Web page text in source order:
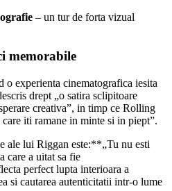
– un tur de forta vizual
memorabile
experienta cinematografica iesita
drept „o satira sclipitoare
creativa”, in timp ce Rolling
iti ramane in minte si in piept”.
ale lui Riggan este:**„Tu nu esti
care a uitat sa fie
perfect lupta interioara a
si cautarea autenticitatii intr-o lume